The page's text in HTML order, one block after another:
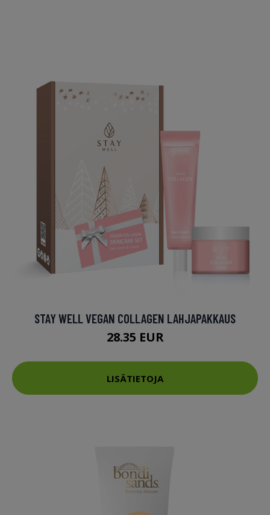
STAY WELL VEGAN COLLAGEN LAHJAPAKKAUS
28.35 EUR
LISÄTIETOJA